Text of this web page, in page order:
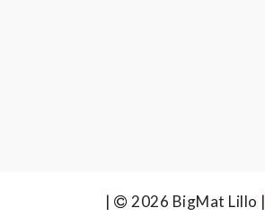
| 2026 BigMat Lillo |